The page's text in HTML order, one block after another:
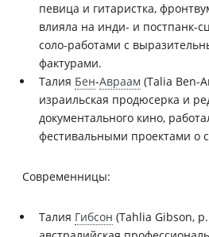
певица и гитаристка,
влияла на инди- и постпанк-
соло-работами с
фактурами.
Талия Бен-Авраам (Talia Ben-
израильская продюсерка и
документального кино,
фестивальными проектами о
Современницы:
Талия Гибсон (Tahlia Gibson,